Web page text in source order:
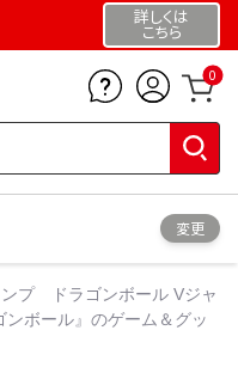
詳しくは
こちら
0
変更
ンプ ドラゴンボール Vジャ
ボール』のゲーム＆グッ